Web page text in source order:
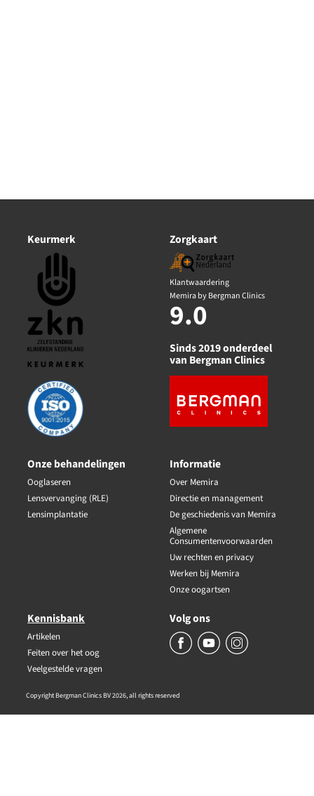
Keurmerk Zorgkaart
Klantwaardering
Memira by Bergman Clinics
9.0
Sinds 2019 onderdeel
van Bergman Clinics
Onze behandelingen
Ooglaseren
Lensvervanging (RLE)
Lensimplantatie
Informatie
Over Memira
Directie en management
De geschiedenis van Memira
Algemene
Consumentenvoorwaarden
Uw rechten en privacy
Werken bij Memira
Onze oogartsen
Kennisbank
Artikelen
Feiten over het oog
Veelgestelde vragen
Volg ons
Copyright Bergman Clinics BV 2026, all rights reserved